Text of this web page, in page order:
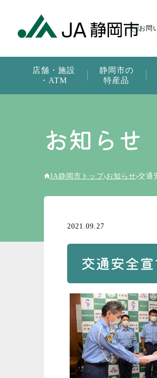
店舗・施設
・ATM
静岡市の
特産品
お問
お知らせ
JA静岡市トップ お知らせ 交通
2021.09.27
交通安全